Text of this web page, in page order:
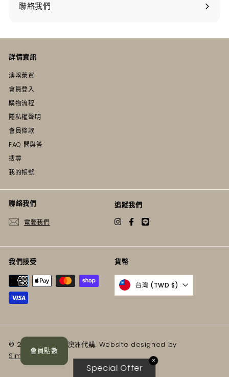
聯絡我們
詳情資訊
澳喀萊買
會員登入
購物流程
隱私權聲明
會員條款
FAQ 問與答
搜尋
我的帳號
聯絡我們
電郵我們
追蹤我們
Instagram
Facebook
我們接受 貨幣
台灣 (TWD $)
© 2023 澳喀萊買 澳洲代購. Website designed by
Simply Creative
✕
Special Offer
會員點數